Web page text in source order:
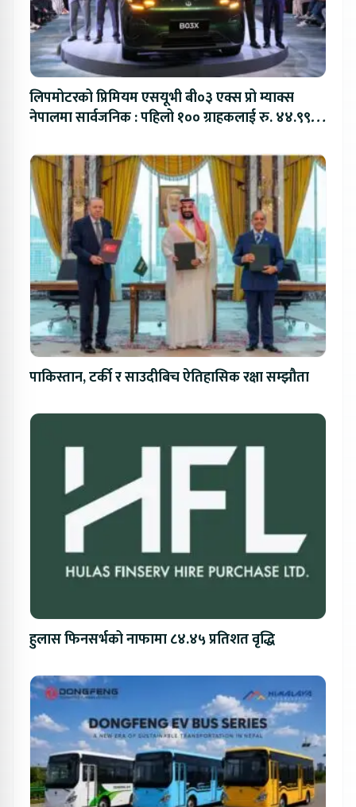
लिपमोटरको प्रिमियम एसयूभी बी०३ एक्स प्रो म्याक्स
नेपालमा सार्वजनिक : पहिलो १०० ग्राहकलाई रु. ४४.९९
पाकिस्तान, टर्की र साउदीबिच ऐतिहासिक रक्षा सम्झौता
हुलास फिनसर्भको नाफामा ८४.४५ प्रतिशत वृद्धि